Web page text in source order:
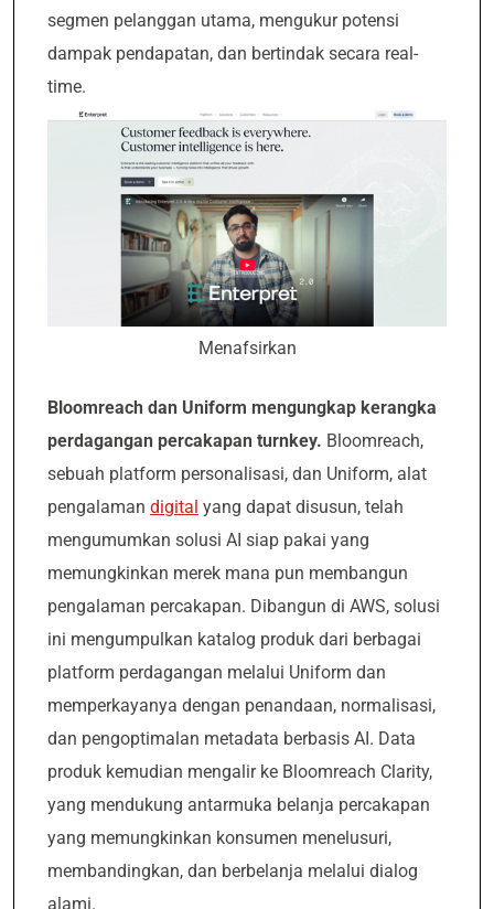
segmen pelanggan utama, mengukur potensi
dampak pendapatan, dan bertindak secara real-
time.
Menafsirkan
Bloomreach dan Uniform mengungkap kerangka
perdagangan percakapan turnkey. Bloomreach,
sebuah platform personalisasi, dan Uniform, alat
pengalaman digital yang dapat disusun, telah
mengumumkan solusi AI siap pakai yang
memungkinkan merek mana pun membangun
pengalaman percakapan. Dibangun di AWS, solusi
ini mengumpulkan katalog produk dari berbagai
platform perdagangan melalui Uniform dan
memperkayanya dengan penandaan, normalisasi,
dan pengoptimalan metadata berbasis AI. Data
produk kemudian mengalir ke Bloomreach Clarity,
yang mendukung antarmuka belanja percakapan
yang memungkinkan konsumen menelusuri,
membandingkan, dan berbelanja melalui dialog
alami.